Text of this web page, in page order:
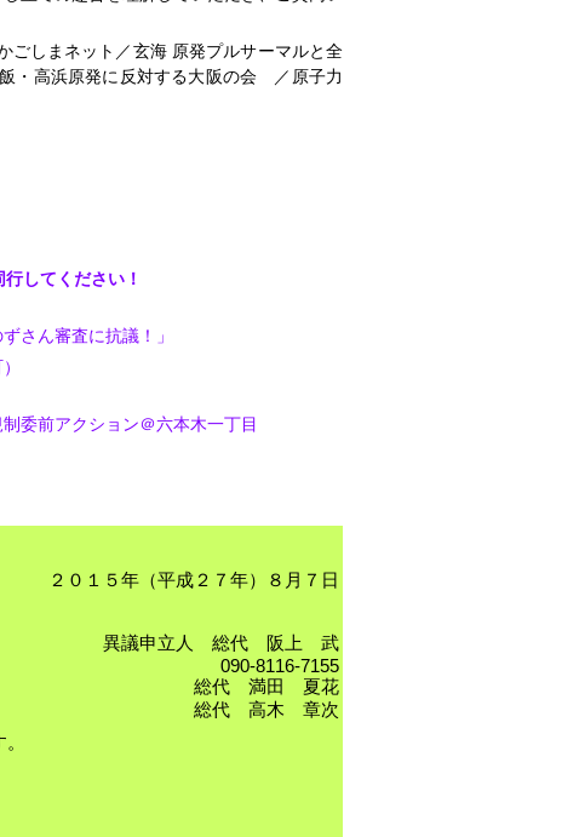
ごしまネット／玄海 原発プルサーマルと全
・高浜原発に反対する大阪の会 ／原子力
してください！
さん審査に抗議！」
委前アクション＠六本木一丁目
２０１５年（平成２７年）８月７日
異議申立人 総代 阪上 武
090-8116-7155
総代 満田 夏花
総代 高木 章次